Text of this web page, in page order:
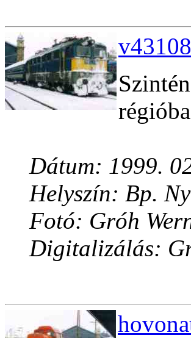
Dátum: 1999.
Helyszín: Bp.
Fotó: Gróh
Digitalizálás: